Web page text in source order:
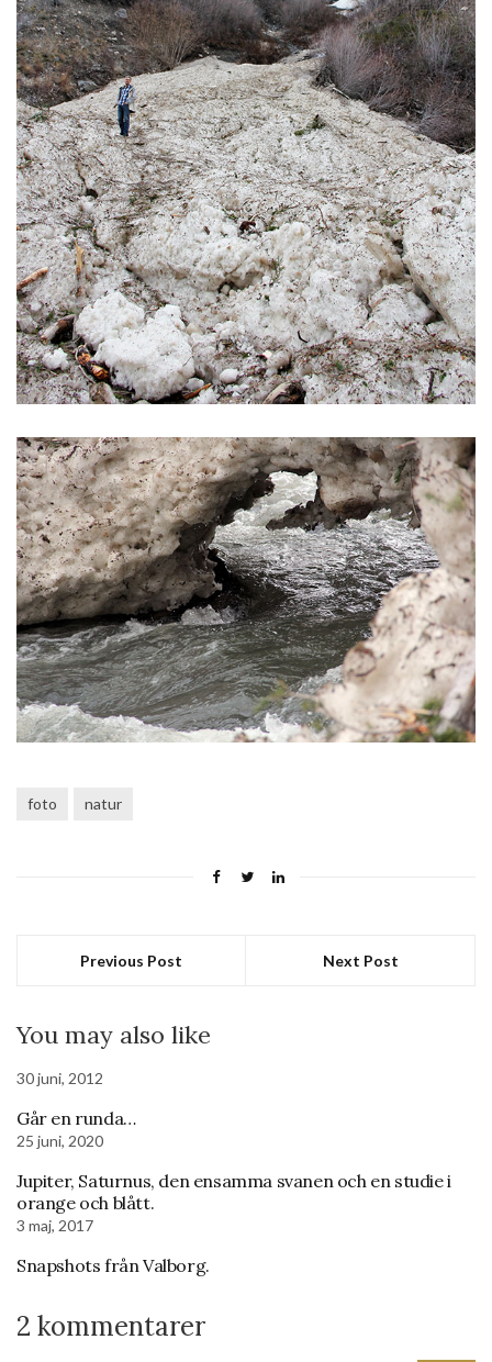
foto natur
Previous Post Next Post
You may also like
30 juni, 2012
Går en runda…
25 juni, 2020
Jupiter, Saturnus, den ensamma svanen och en studie i
orange och blått.
3 maj, 2017
Snapshots från Valborg.
2 kommentarer